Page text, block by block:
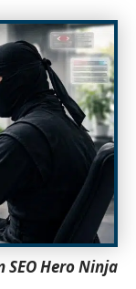
SEO Hero Ninja